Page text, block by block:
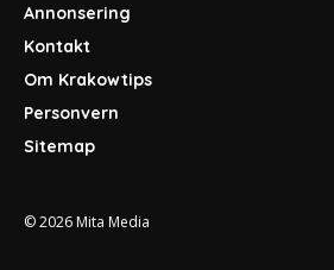
Annonsering
Kontakt
Om Krakowtips
Personvern
Sitemap
© 2026 Mita Media